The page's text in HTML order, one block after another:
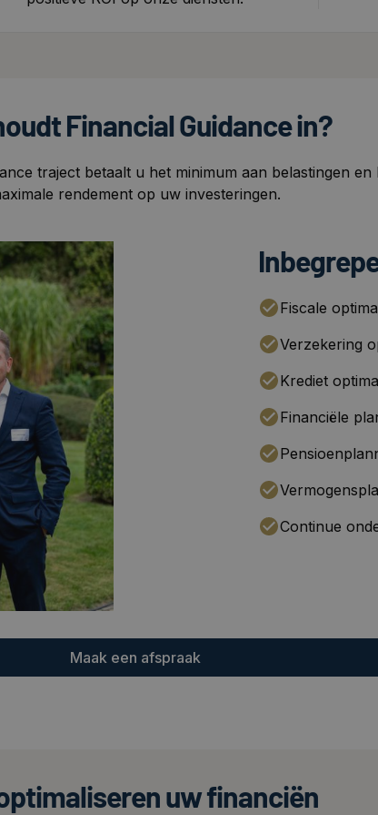
Financial Guidance in?
traject betaalt u het minimum aan belastingen en
rendement op uw investeringen.
Fiscale
Verzekering
Krediet
Financiële
Continue
Maak een afspraak
uw financiën